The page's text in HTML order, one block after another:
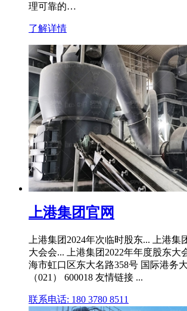
理可靠的…
了解详情
上港集团官网
上港集团2024年次临时股东... 上港集
大会会... 上港集团2022年年度股东大
海市虹口区东大名路358号 国际港务
（021） 600018 友情链接 ...
联系电话: 180 3780 8511